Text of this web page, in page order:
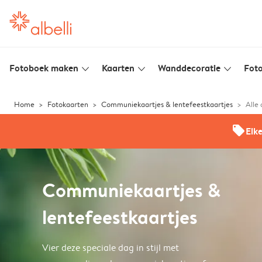
Fotoboek maken slim_arrow_down Kaarten slim_arrow_down Wanddecoratie slim_arrow_down
Home Fotokaarten Communiekaartjes & lentefeestkaartjes Alle
offers
Communiekaartjes &
lentefeestkaartjes
Vier deze speciale dag in stijl met